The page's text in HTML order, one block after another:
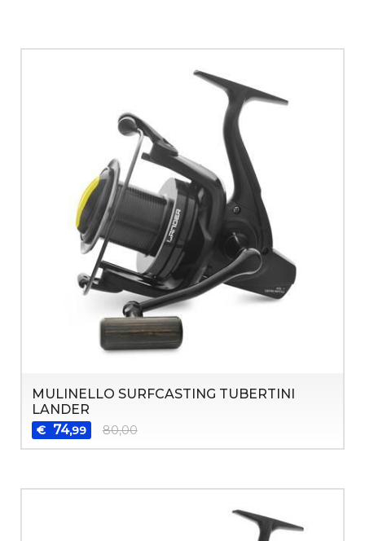
MULINELLO SURFCASTING TUBERTINI
LANDER
€ 74,99 80,00